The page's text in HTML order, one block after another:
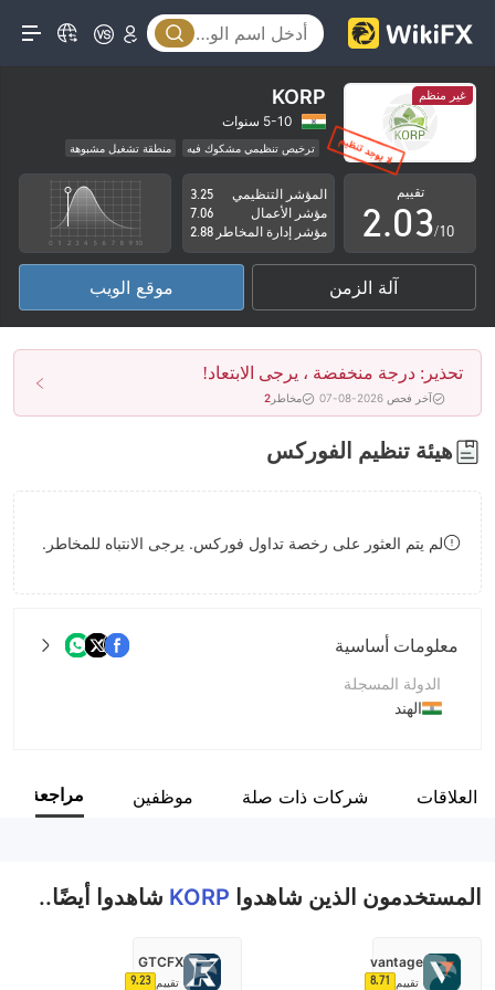
غير منظم KORP
5-10 سنوات
ترخيص تنظيمي مشكوك فيه
منطقة تشغيل مشبوهة
مخاطر عالية
تقييم
0
1
2
3
4
5
6
7
8
9
.0
1
2
3
4
5
6
7
0
1
2
3
4
5
6
7
8
9
/10
المؤشر التنظيمي
3.25
مؤشر الأعمال
7.06
مؤشر إدارة المخاطر 2.88
آلة الزمن موقع الويب
تحذير: درجة منخفضة ، يرجى الابتعاد!
آخر فحص 2026-08-07 مخاطر 2
هيئة تنظيم الفوركس
لم يتم العثور على رخصة تداول فوركس. يرجى الانتباه للمخاطر.
معلومات أساسية
الدولة المسجلة
الهند
اسم الشركةالعلاقات شركات ذات صلة موظفين مراجعة
المستخدمون الذين شاهدوا KORP شاهدوا أيضًا..
vantage
تقييم 8.71
GTCFX
تقييم 9.23